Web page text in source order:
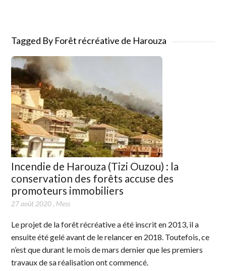
Tagged By Forêt récréative de Harouza
Incendie de Harouza (Tizi Ouzou) : la
conservation des forêts accuse des
promoteurs immobiliers
27 août 2020, Mess
Le projet de la forêt récréative a été inscrit en 2013, il a
ensuite été gelé avant de le relancer en 2018. Toutefois, ce
n’est que durant le mois de mars dernier que les premiers
travaux de sa réalisation ont commencé.